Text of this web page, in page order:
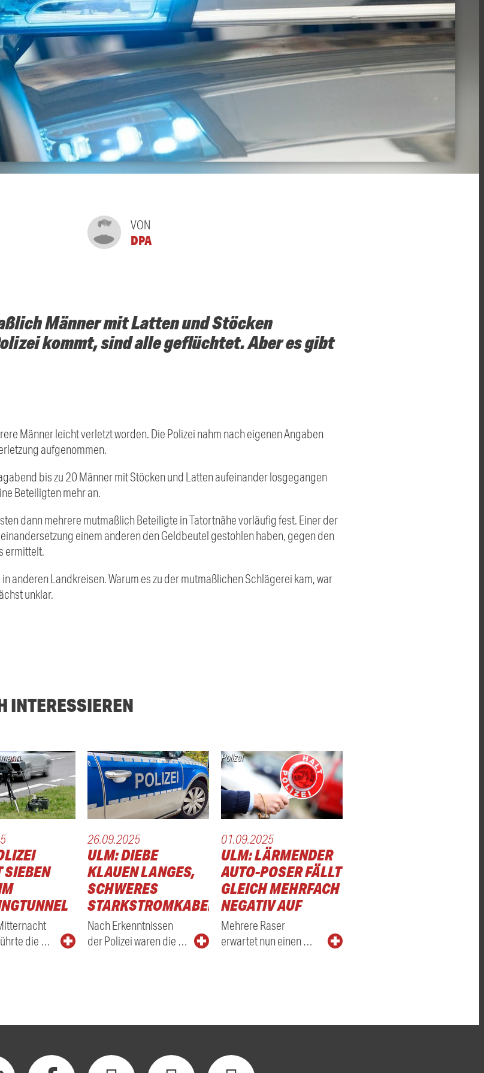
VON
DPA
Männer mit Latten und Stöcken
kommt, sind alle geflüchtet. Aber es gibt
Männer leicht verletzt worden. Die Polizei nahm nach eigenen Angaben
aufgenommen.
bis zu 20 Männer mit Stöcken und Latten aufeinander losgegangen
Beteiligten mehr an.
dann mehrere mutmaßlich Beteiligte in Tatortnähe vorläufig fest. Einer der
einem anderen den Geldbeutel gestohlen haben, gegen den
ermittelt.
in anderen Landkreisen. Warum es zu der mutmaßlichen Schlägerei kam, war
unklar.
INTERESSIEREN
SIEBEN
die …
26.09.2025
ULM: DIEBE
KLAUEN LANGES,
SCHWERES
STARKSTROMKABEL
Nach Erkenntnissen
der Polizei waren die …
Polizei
01.09.2025
ULM: LÄRMENDER
AUTO-POSER FÄLLT
GLEICH MEHRFACH
NEGATIV AUF
Mehrere Raser
erwartet nun einen …